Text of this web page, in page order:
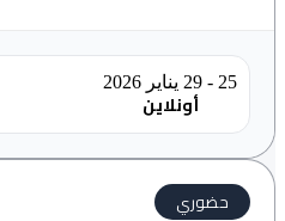
25 - 29 يناير 2026
أونلاين
حضوري